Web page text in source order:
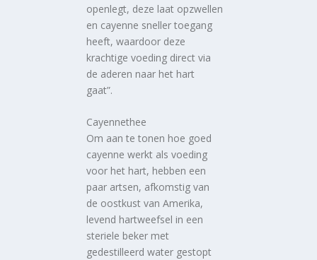
openlegt, deze laat opzwellen
en cayenne sneller toegang
heeft, waardoor deze
krachtige voeding direct via
de aderen naar het hart
gaat”.
Cayennethee
Om aan te tonen hoe goed
cayenne werkt als voeding
voor het hart, hebben een
paar artsen, afkomstig van
de oostkust van Amerika,
levend hartweefsel in een
steriele beker met
gedestilleerd water gestopt